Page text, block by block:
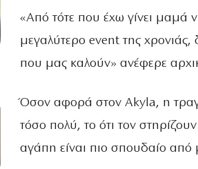
«Από τότε που έχω γίνει μαμά
μεγαλύτερο event της χρονιάς,
που μας καλούν» ανέφερε
Όσον αφορά στον Akyla, η
τόσο πολύ, το ότι τον
αγάπη είναι πιο σπουδαίο από